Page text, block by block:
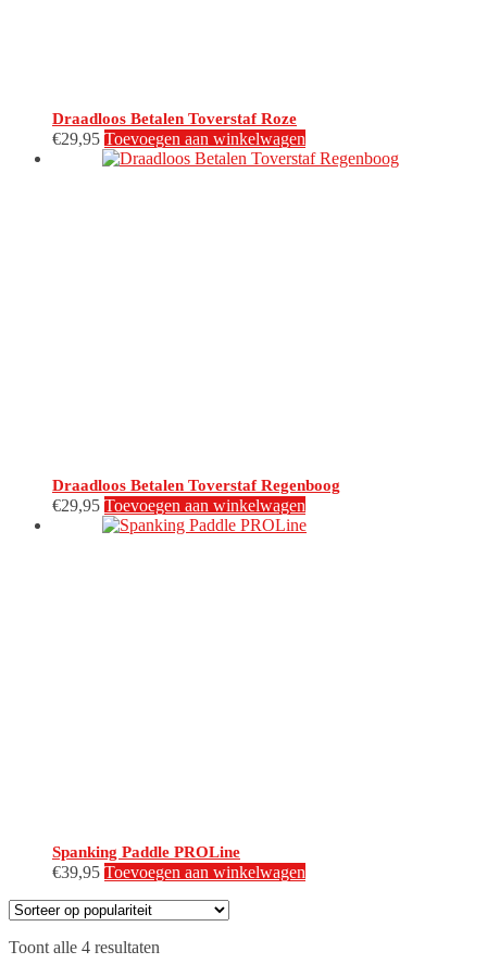
Draadloos Betalen Toverstaf Roze
€29,95 Toevoegen aan winkelwagen
Draadloos Betalen Toverstaf Regenboog
€29,95 Toevoegen aan winkelwagen
Spanking Paddle PROLine
€39,95 Toevoegen aan winkelwagen
Toont alle 4 resultaten